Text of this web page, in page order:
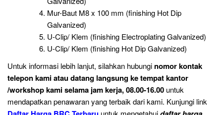
Mur-Baut M8 x 100 mm (finishing Hot Dip
Galvanized)
U-Clip/ Klem (finishing Electroplating Galvanized)
U-Clip/ Klem (finishing Hot Dip Galvanized)
Untuk informasi lebih lanjut, silahkan hubungi nomor kontak
teleponkami atau datang langsung ke tempat kantor
/workshop kami selama jam kerja, 08.00-16.00 untuk
mendapatkan penawaran yang terbaik dari kami. Kunjungi link